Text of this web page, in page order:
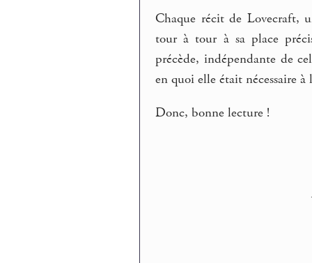
Chaque récit de Lovecraft,
tour à tour à sa place
précède, indépendante de
en quoi elle était nécessaire
Donc, bonne lecture !